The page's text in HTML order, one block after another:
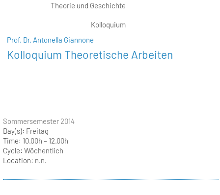
Theorie und Geschichte
Kolloquium
Prof. Dr. Antonella Giannone
Kolloquium Theoretische Arbeiten
Sommersemester 2014
Day(s): Freitag
Time: 10.00h – 12.00h
Cycle: Wöchentlich
Location: n.n.